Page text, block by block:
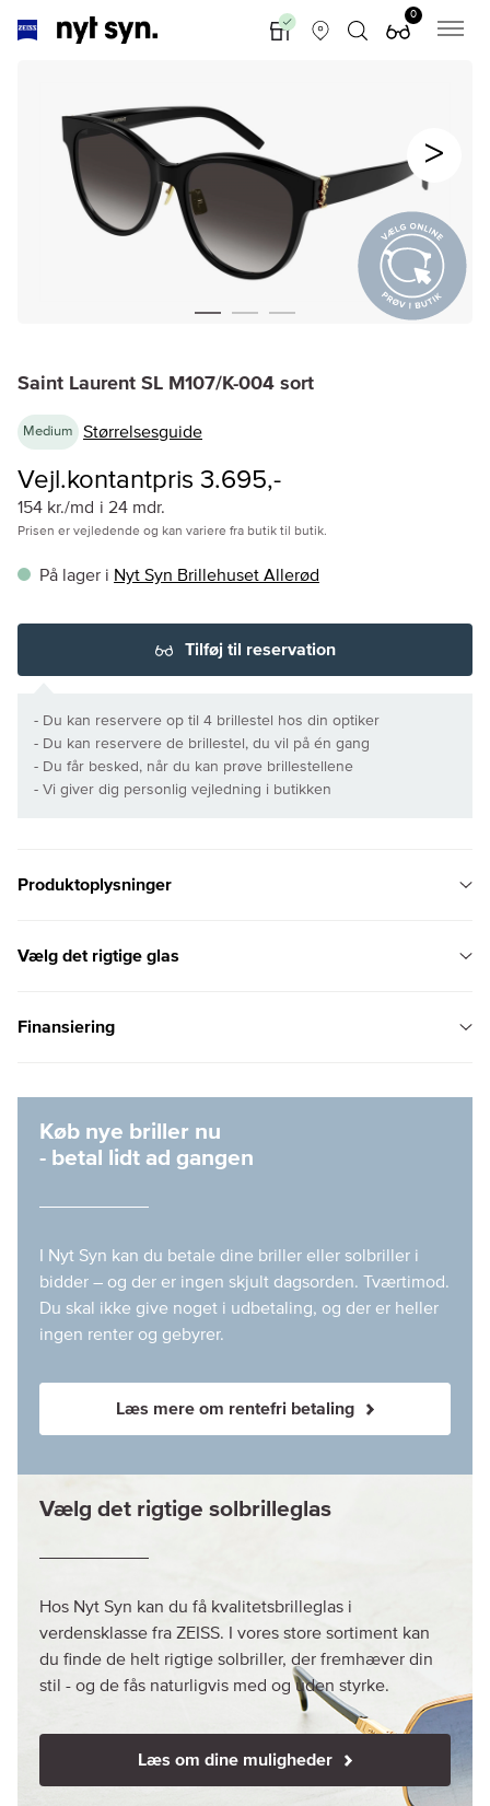
0
Saint Laurent SL M107/K-004 sort
Medium Størrelsesguide
Vejl.kontantpris 3.695,-
154 kr./md i 24 mdr.
Prisen er vejledende og kan variere fra butik til butik.
På lager i Nyt Syn Brillehuset Allerød
Tilføj til reservation
- Du kan reservere op til 4 brillestel hos din optiker
- Du kan reservere de brillestel, du vil på én gang
- Du får besked, når du kan prøve brillestellene
- Vi giver dig personlig vejledning i butikken
Produktoplysninger
Vælg det rigtige glas
Finansiering
Køb nye briller nu
- betal lidt ad gangen
I Nyt Syn kan du betale dine briller eller solbriller i
bidder – og der er ingen skjult dagsorden. Tværtimod.
Du skal ikke give noget i udbetaling, og der er heller
ingen renter og gebyrer.
Læs mere om rentefri betaling
Vælg det rigtige solbrilleglas
Hos Nyt Syn kan du få kvalitetsbrilleglas i
verdensklasse fra ZEISS. I vores store sortiment kan
du finde de helt rigtige solbriller, der fremhæver din
stil - og de fås naturligvis med og uden styrke.
Læs om dine muligheder